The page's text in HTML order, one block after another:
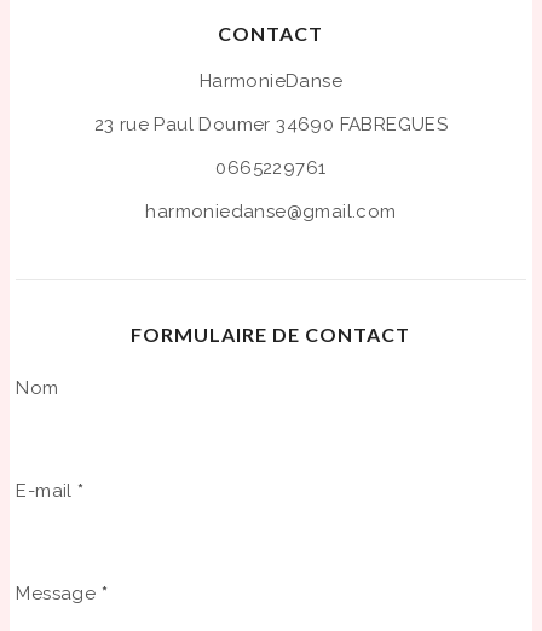
CONTACT
HarmonieDanse
23 rue Paul Doumer34690 FABREGUES
0665229761
harmoniedanse@gmail.com
FORMULAIRE DE CONTACT
Nom
E-mail*
Message *